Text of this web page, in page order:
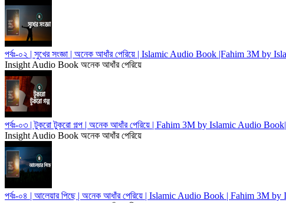
পর্বঃ-০২ | সুখের সংজ্ঞা | অনেক আধাঁর পেরিয়ে | Islamic Audio Book |Fahim 3M by
Insight Audio Book অনেক আধাঁর পেরিয়ে
পর্বঃ-০৩ | টুকরো টুকরো গল্প | অনেক আধাঁর পেরিয়ে | Fahim 3M by Islamic Audio Book|
Insight Audio Book অনেক আধাঁর পেরিয়ে
পর্বঃ-০৪ | আলেয়ার পিছে | অনেক আধাঁর পেরিয়ে | Islamic Audio Book | Fahim 3M